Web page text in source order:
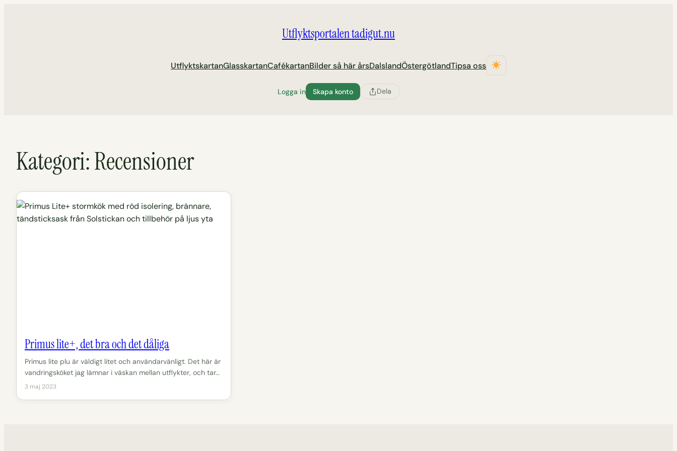
Utflyktsportalen tadigut.nu
UtflyktskartanGlasskartanCafékartanBilder så här årsDalslandÖstergötlandTipsa oss
Logga in Skapa konto Dela
Kategori:Recensioner
Primus lite+, det bra och det dåliga
Primus lite plu är väldigt litet och användarvänligt. Det här är
vandringsköket jag lämnar i väskan mellan utflykter, och tar…
3 maj 2023